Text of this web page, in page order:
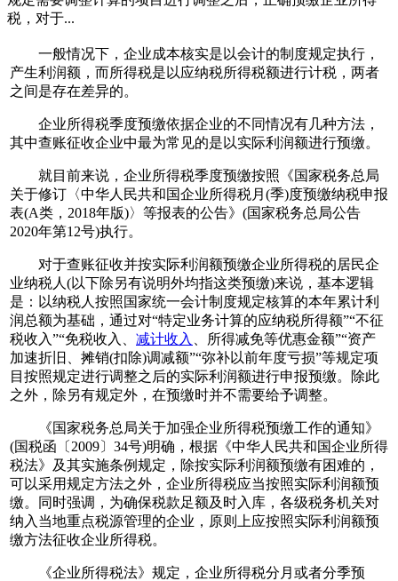
税，对于...
一般情况下，企业成本核实是以会计的制度规定执行，
产生利润额，而所得税是以应纳税所得税额进行计税，两者
之间是存在差异的。
企业所得税季度预缴依据企业的不同情况有几种方法，
其中查账征收企业中最为常见的是以实际利润额进行预缴。
就目前来说，企业所得税季度预缴按照《国家税务总局
关于修订〈中华人民共和国企业所得税月(季)度预缴纳税申报
表(A类，2018年版)〉等报表的公告》(国家税务总局公告
2020年第12号)执行。
对于查账征收并按实际利润额预缴企业所得税的居民企
业纳税人(以下除另有说明外均指这类预缴)来说，基本逻辑
是：以纳税人按照国家统一会计制度规定核算的本年累计利
润总额为基础，通过对“特定业务计算的应纳税所得额”“不征
税收入”“免税收入、 减计收入
、所得减免等优惠金额”“资产
加速折旧、摊销(扣除)调减额”“弥补以前年度亏损”等规定项
目按照规定进行调整之后的实际利润额进行申报预缴。除此
之外，除另有规定外，在预缴时并不需要给予调整。
《国家税务总局关于加强企业所得税预缴工作的通知》
(国税函〔2009〕34号)明确，根据《中华人民共和国企业所得
税法》及其实施条例规定，除按实际利润额预缴有困难的，
可以采用规定方法之外，企业所得税应当按照实际利润额预
缴。同时强调，为确保税款足额及时入库，各级税务机关对
纳入当地重点税源管理的企业，原则上应按照实际利润额预
缴方法征收企业所得税。
《企业所得税法》规定，企业所得税分月或者分季预